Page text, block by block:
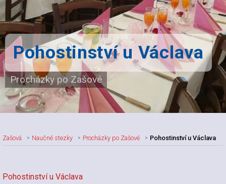
Pohostinství u Václava
Procházky po Zašové
Zašová Naučné stezky Procházky po Zašové Pohostinství u Václava
Pohostinství u Václava